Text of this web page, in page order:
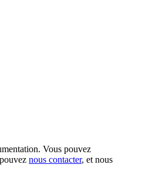
Vous pouvez
nous contacter, et nous